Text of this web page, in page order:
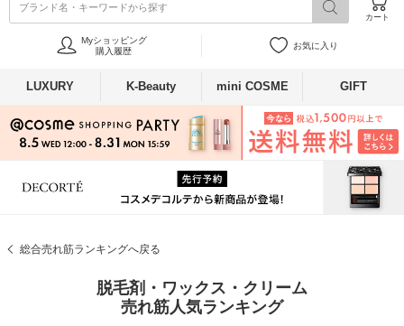
ブランド名・キーワードから探す
カート
Myショッピング
購入履歴
お気に入り
LUXURY K-Beauty mini COSME GIFT
総合売れ筋ランキングへ戻る
脱毛剤・ワックス・クリーム
売れ筋人気ランキング